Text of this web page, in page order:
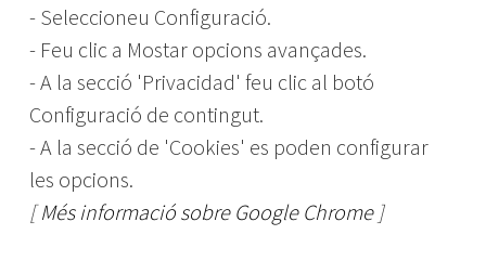
- Seleccioneu Configuració.
- Feu clic a Mostar opcions avançades.
- A la secció 'Privacidad' feu clic al botó
Configuració de contingut.
- A la secció de 'Cookies' es poden configurar
les opcions.
[Més informació sobre Google Chrome]